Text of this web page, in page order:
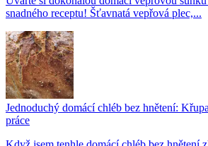
snadného receptu! Šťavnatá vepřová plec,...
Jednoduchý domácí chléb bez hnětení:
práce